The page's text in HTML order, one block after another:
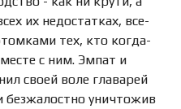
их недостатках, все-
тех, кто когда-
с ним. Эмпат и
своей воле главарей
безжалостно уничтожив